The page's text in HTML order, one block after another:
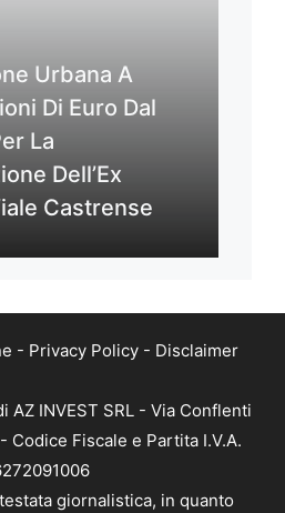
Urbana A
Di Euro Dal
La
Dell’Ex
Castrense
- Privacy Policy - Disclaimer
AZ INVEST SRL - Via Conflenti
Codice Fiscale e Partita I.V.A.
giornalistica, in quanto